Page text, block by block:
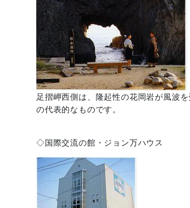
足摺岬西側は、隆起性の花岡岩が風波
の代表的なものです。
◇国際交流の館・ジョン万ハウス